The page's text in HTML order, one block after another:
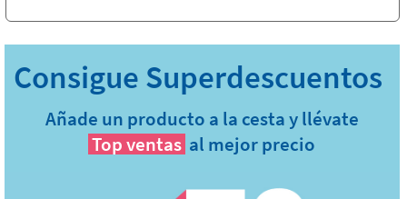
Añade un producto a la cesta y llévate
Top ventas al mejor precio